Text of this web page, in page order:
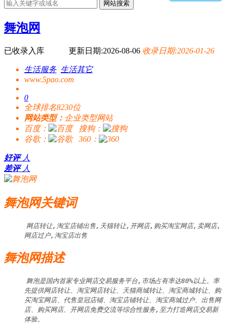
网站搜索
舞泡网
已收录入库 更新日期:2026-08-06 收录日期:2026-01-26
生活服务 生活其它
www.5pao.com
0
全球排名8230位
网站类型： 企业类型网站
百度：
搜狗：
谷歌：
360：
好评 人
差评 人
舞泡网关键词
网店转让,淘宝店铺出售,天猫转让,开网店,购买淘宝网店,卖网店,
网店过户,淘宝店出售
舞泡网描述
舞泡是国内首家专业网店交易服务平台,市场占有率达80%以上。率
先提供网店转让、淘宝网店转让、天猫商城转让、淘宝商城转让、购
买淘宝网店、代售皇冠店铺、淘宝店铺转让、淘宝商城过户、出售网
店、购买网店、开网店免费交流等综合性服务,至力打造网店交易新
体验。